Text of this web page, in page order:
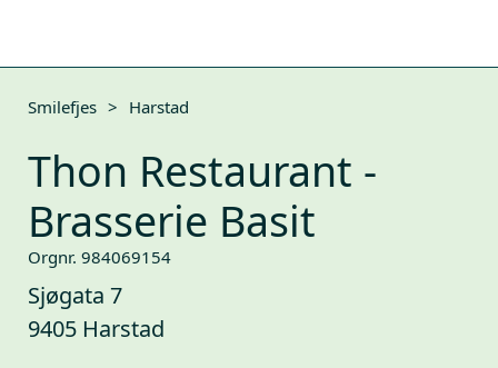
Smilefjes > Harstad
Thon Restaurant -
Brasserie Basit
Orgnr. 984069154
Sjøgata 7
9405 Harstad